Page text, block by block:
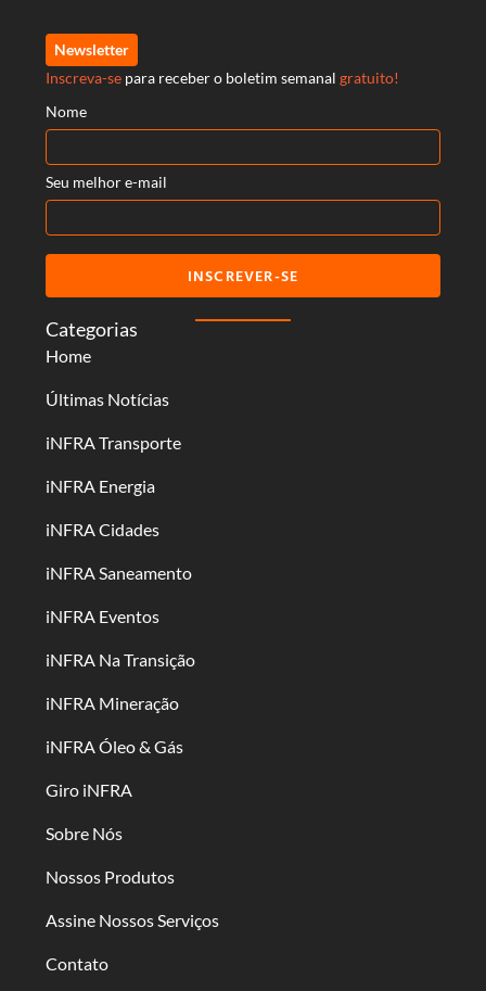
Categorias
Home
Últimas Notícias
iNFRA Transporte
iNFRA Energia
iNFRA Cidades
iNFRA Saneamento
iNFRA Eventos
iNFRA Na Transição
iNFRA Mineração
iNFRA Óleo & Gás
Giro iNFRA
Sobre Nós
Nossos Produtos
Assine Nossos Serviços
Contato
Newsletter
Inscreva-se para receber o boletim semanal gratuito!
Nome
Seu melhor e-mail
INSCREVER-SE